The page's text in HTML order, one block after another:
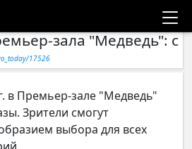
Новости
Галерея
зала "Медведь": c
17526
в Премьер-зале "Медведь"
Зрители смогут
выбора для всех